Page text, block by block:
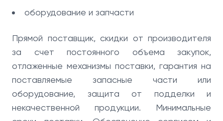
оборудование и запчасти
Прямой поставщик, скидки от производителя
за счет постоянного объема закупок,
отлаженные механизмы поставки, гарантия на
поставляемые запасные части или
оборудование, защита от подделки и
некачественной продукции. Минимальные